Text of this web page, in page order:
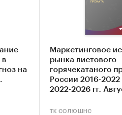
в
на
Маркетинговое
рынка листового
горячекатаного
России 2016-2022
2022-2026 гг.
ТК СОЛЮШНС